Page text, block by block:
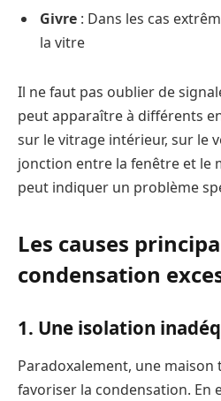
Givre : Dans les cas
la vitre
Il ne faut pas oublier de
peut apparaître à différents
sur le vitrage intérieur, sur le
jonction entre la fenêtre et le
peut indiquer un problème
Les causes
condensation
1. Une isolation
Paradoxalement, une
favoriser la condensation. En